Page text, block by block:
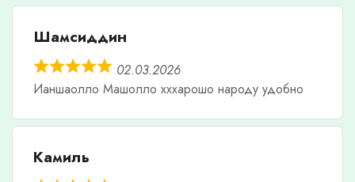
Шамсиддин
02.03.2026
Ианшаолло Машолло хххарошо народу удобно
Камиль